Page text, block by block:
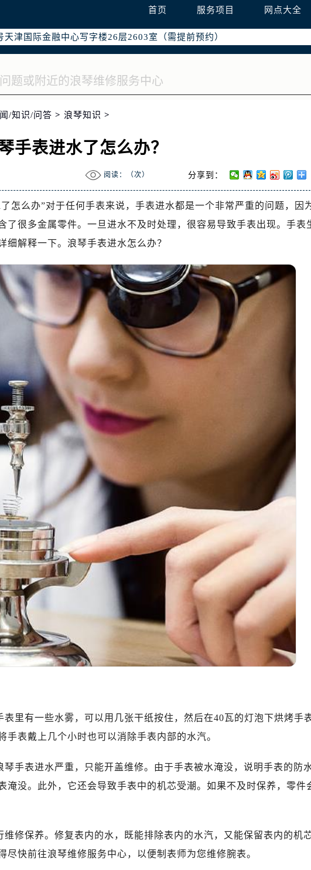
首页 服务项目 网点大全
方广场写字楼W3座6层602室（需提前预约）
甲6号华熙国际中心写字楼D座11层1102室（需提前预约）
津国际金融中心写字楼26层2603室（需提前预约）
中心写字楼2座37层3705室（需提前预约）
（新街口）南京中心写字楼22层C1-1室（需提前预约）
苏宁广场IFC国际金融中心写字楼35层3508室（需提前预约）
盐城金融城写字楼1号楼16层1604室（需提前预约）
号置地商务中心东塔写字楼（华润万象城）17层1706室（需提前预约）
华润大厦写字楼A座5层503-5室（需提前预约）
金华万达广场写字楼4号楼22层2209室（需提前预约）
兴世界贸易中心写字楼A座13层1304室（需提前预约）
道998号绿地双子塔（中央广场）A1座办公楼14层07室（需提前预约）
号华润中心写字楼（万象城）15层1508室（需提前预约）
万菱汇国际中心写字楼A塔7层704室（需提前预约）
375号世界贸易中心大厦南塔写字楼15层07室（需提前预约）
号华润大厦写字楼17层1701室（需提前预约）
7号华贸大厦写字楼1座30层05室（需提前预约）
华润大厦写字楼B座11层1104室（需提前预约）
号恒力城写字楼15层03室（需提前预约）
SAC东原中心写字楼24层2406B室（需提前预约）
2号融恒时代广场写字楼9层902室（需提前预约）
湘路393号世茂环球金融中心写字楼（芙蓉广场）10层13室（需提前预约）
润大厦写字楼29层2905室（需提前预约）
得利名表服务中心（品牌授权店）3层整层（需提前预约）
亨得利名表服务中心（品牌授权店）1层整层（需提前预约）
得利名表服务中心（品牌授权店）1层整层（需提前预约）
号时代广场（CCMALL）C座17层17-B（需提前预约）
置信广场10层1015室（需提前预约）
号富力中心T2座写字楼29层03室（需提前预约）
际金融大厦7层G室（需提前预约）
万科金融中心C座12层1205室（需提前预约）
民盈国贸中心T1写字楼9层907室（需提前预约）
恒隆广场写字楼1座11层1104室（需提前预约）
融广场写字楼16层1603室（需提前预约）
199号苏州中心办公楼C座22层08室（需提前预约）
号世界贸易大厦38层09室（需提前预约）
象城华润大厦B座12楼03室（需提前预约）
万达金融中心A座907室（需提前预约）
同德昆明广场写字楼10层06室（需提前预约）
海口华润大厦B座17层1707室（需提前预约）
号万达广场写字楼A座10层1002室（需提前预约）
/知识/问答 > 浪琴知识 >
手表进水了怎么办？
阅读：（次） 分享到：
怎么办”对于任何手表来说，手表进水都是一个非常严重的问题，因
了很多金属零件。一旦进水不及时处理，很容易导致手表出现。手表
解释一下。浪琴手表进水怎么办？
里有一些水雾，可以用几张干纸按住，然后在40瓦的灯泡下烘烤手
表戴上几个小时也可以消除手表内部的水汽。
手表进水严重，只能开盖维修。由于手表被水淹没，说明手表的防
淹没。此外，它还会导致手表中的机芯受潮。如果不及时保养，零件
修保养。修复表内的水，既能排除表内的水汽，又能保留表内的机
快前往浪琴维修服务中心，以便制表师为您维修腕表。